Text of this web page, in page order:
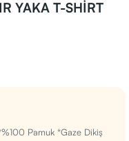
YAKA T-SHİRT
Pamuk *Gaze Dikiş